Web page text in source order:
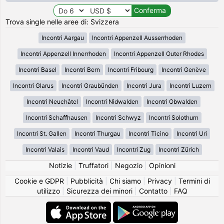
Trova single nelle aree di: Svizzera
Incontri Aargau Incontri Appenzell Ausserrhoden
Incontri Appenzell Innerrhoden Incontri Appenzell Outer Rhodes
Incontri Basel Incontri Bern Incontri Fribourg Incontri Genève
Incontri Glarus Incontri Graubünden Incontri Jura Incontri Luzern
Incontri Neuchâtel Incontri Nidwalden Incontri Obwalden
Incontri Schaffhausen Incontri Schwyz Incontri Solothurn
Incontri St. Gallen Incontri Thurgau Incontri Ticino Incontri Uri
Incontri Valais Incontri Vaud Incontri Zug Incontri Zürich
Notizie| Truffatori| Negozio| Opinioni
Cookie e GDPR
Pubblicità Chi siamo| Privacy| Termini di
utilizzo| Sicurezza dei minori| Contatto| FAQ